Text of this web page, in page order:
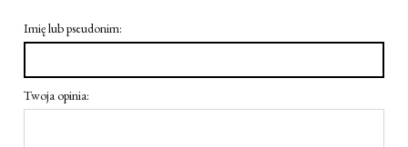
Imię lub pseudonim:
Twoja opinia: